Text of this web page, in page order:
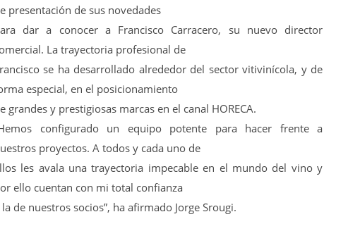
presentación de sus novedades
dar a conocer a Francisco Carracero, su nuevo director
La trayectoria profesional de
se ha desarrollado alrededor del sector vitivinícola, y de
especial, en el posicionamiento
grandes y prestigiosas marcas en el canal HORECA.
configurado un equipo potente para hacer frente a
proyectos. A todos y cada uno de
les avala una trayectoria impecable en el mundo del vino y
ello cuentan con mi total confianza
de nuestros socios”, ha afirmado Jorge Srougi.